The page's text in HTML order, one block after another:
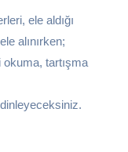
ele aldığı
alınırken;
okuma, tartışma